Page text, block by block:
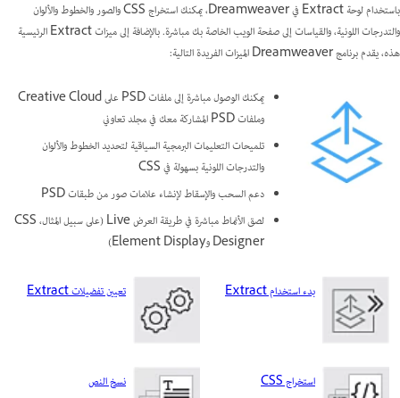
باستخدام ‏‫لوحة Extract في Dreamweaver‬، يمكنك استخراج CSS والصور والخطوط والألوان
والتدرجات اللونية، والقياسات إلى صفحة الويب الخاصة بك مباشرة. بالإضافة إلى ميزات Extract الرئيسية
هذه، يقدم برنامج Dreamweaver الميزات الفريدة التالية:
يمكنك الوصول مباشرة إلى ملفات PSD على Creative Cloud
وملفات PSD المشاركة معك في مجلد تعاوني
تلميحات التعليمات البرمجية السياقية لتحديد الخطوط والألوان
والتدرجات اللونية بسهولة في CSS
دعم السحب والإسقاط لإنشاء علامات صور من طبقات PSD
لصق الأنماط مباشرة في طريقة العرض Live (على سبيل المثال، CSS
Designer وElement Display)
استخراج CSS‏‎
تعيين تفضيلات Extract
نسخ النص